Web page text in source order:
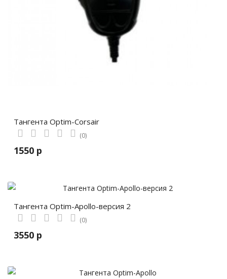
Тангента Optim-Corsair
(0)
1550 р
Тангента Optim-Apollo-версия 2
(0)
3550 р